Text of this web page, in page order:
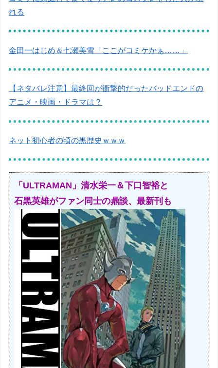
れる
金田一はじめ＆七瀬美雪「ここがコミケかぁ……」
【ネタバレ注意】最終回が衝撃的だったバッドエンドの
アニメ・映画・ドラマは？
ネット初心者の頃の黒歴史ｗｗｗ
「ULTRAMAN」清水栄一＆下口智裕と
石黒英雄がファン同士の鼎談、最新刊も